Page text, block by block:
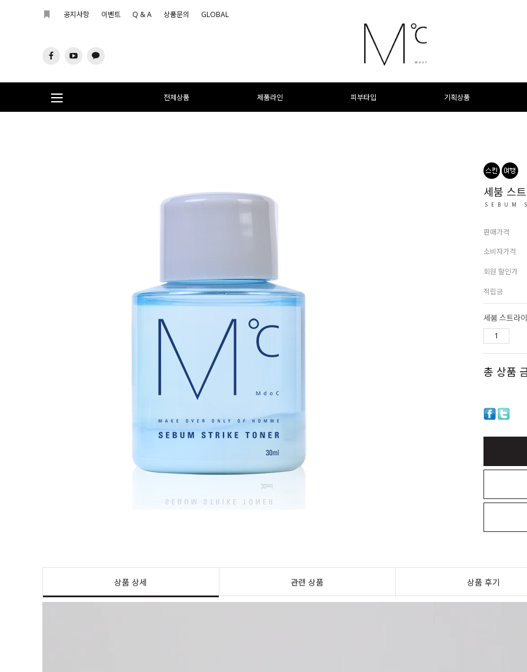
공지사항 이벤트 Q & A 상품문의 GLOBAL
전체상품 제품라인 피부타입 기획상품
세붐 스
SEBUM
판매가격
소비자가격
회원 할인가
적립금
세붐 스트라
총 상품
상품 상세 관련 상품 상품 후기